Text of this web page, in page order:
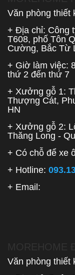
Văn phòng thiết
+ Địa chỉ: Công
T608, phố Tôn
Cường, Bắc Từ
+ Giờ làm việc:
thứ 2 đến thứ 7
+ Xưởng gỗ 1:
Thượng Cát,
HN
+ Xưởng gỗ 2:
Thăng Long -
+ Có chỗ để xe
+ Hotline:
+ Email:
Văn phòng thiết